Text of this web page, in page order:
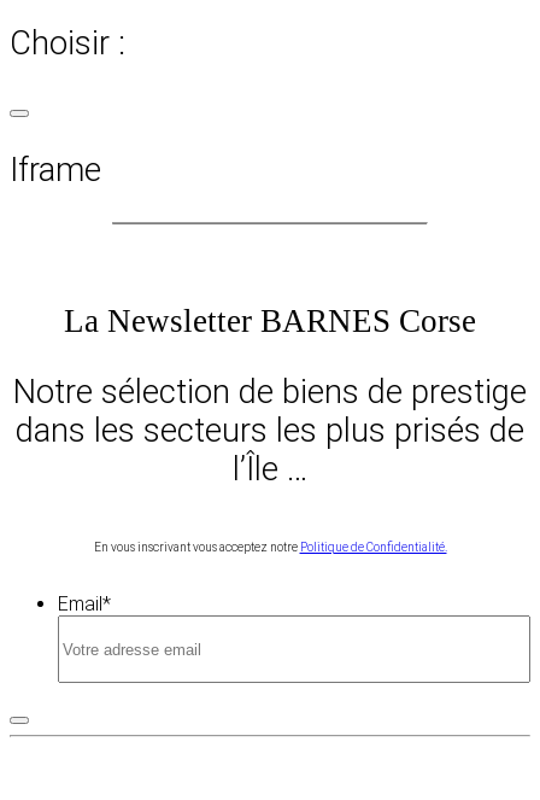
Choisir :
Iframe
La Newsletter BARNES Corse
Notre sélection de biens de prestige
dans les secteurs les plus prisés de
l’Île …
En vous inscrivant vous acceptez notre Politique de Confidentialité.
Email*